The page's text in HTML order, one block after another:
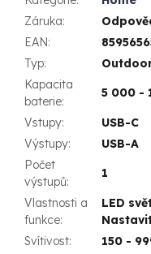
Záruka:
EAN:
Typ:
Kapacita
baterie:
5 000 -
Vstupy:
USB-C
Výstupy:
USB-A
Počet
výstupů:
1
Vlastnosti a
funkce:
LED
Svítivost:
150 -